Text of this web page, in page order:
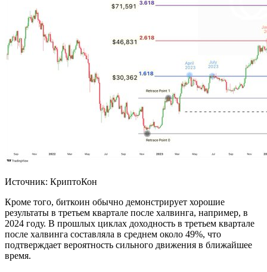
Источник: КриптоКон
Кроме того, биткоин обычно демонстрирует хорошие
результаты в третьем квартале после халвинга, например, в
2024 году. В прошлых циклах доходность в третьем квартале
после халвинга составляла в среднем около 49%, что
подтверждает вероятность сильного движения в ближайшее
время.